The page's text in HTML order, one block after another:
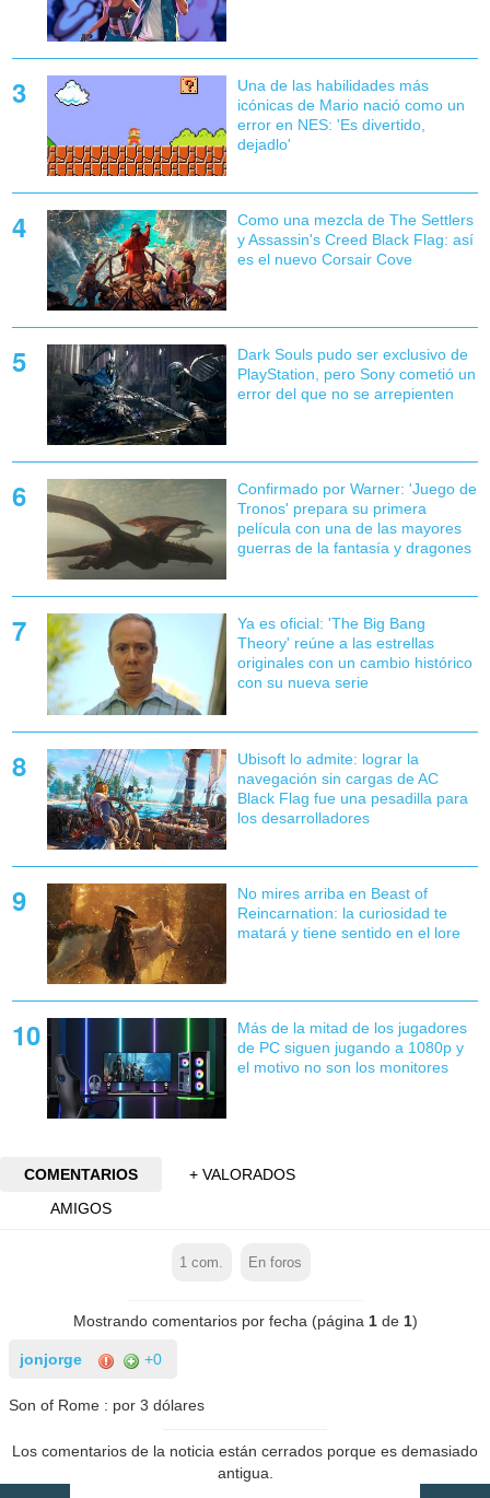
Una de las habilidades más
icónicas de Mario nació como un
error en NES: 'Es divertido,
dejadlo'
Como una mezcla de The Settlers
y Assassin's Creed Black Flag: así
es el nuevo Corsair Cove
Dark Souls pudo ser exclusivo de
PlayStation, pero Sony cometió un
error del que no se arrepienten
Confirmado por Warner: 'Juego de
Tronos' prepara su primera
película con una de las mayores
guerras de la fantasía y dragones
Ya es oficial: 'The Big Bang
Theory' reúne a las estrellas
originales con un cambio histórico
con su nueva serie
Ubisoft lo admite: lograr la
navegación sin cargas de AC
Black Flag fue una pesadilla para
los desarrolladores
No mires arriba en Beast of
Reincarnation: la curiosidad te
matará y tiene sentido en el lore
Más de la mitad de los jugadores
de PC siguen jugando a 1080p y
el motivo no son los monitores
COMENTARIOS
+ VALORADOS
AMIGOS
1 com. En foros
Mostrando comentarios por fecha (página 1de 1)
jonjorge +0
Son of Rome : por 3 dólares
Los comentarios de la noticia están cerrados porque es demasiado
antigua.